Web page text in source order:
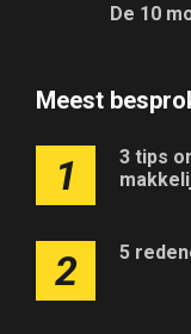
De 10
Meest
1
3 tips
2 5